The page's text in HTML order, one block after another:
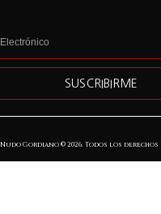
SUSCRIBIRME
Nudo Gordiano ©2026. Todos los derechos